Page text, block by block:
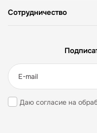
Сотрудничество
Даю согласие на